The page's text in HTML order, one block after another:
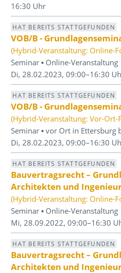
16:30 Uhr
HAT BEREITS STATTGEFUNDEN
VOB/B -
(Hybrid-Veranstaltung: Online-
Seminar ▪ Online-Veranstaltung
Di, 28.02.2023, 09:00–16:30
HAT BEREITS STATTGEFUNDEN
VOB/B -
(Hybrid-Veranstaltung: Vor-Ort-
Seminar ▪ vor Ort in Ettersburg
Di, 28.02.2023, 09:00–16:30
HAT BEREITS STATTGEFUNDEN
Bauvertragsrecht –
Architekten und
(Hybrid-Veranstaltung: Online-
Seminar ▪ Online-Veranstaltung
Mi, 28.09.2022, 09:00–16:30
HAT BEREITS STATTGEFUNDEN
Bauvertragsrecht –
Architekten und